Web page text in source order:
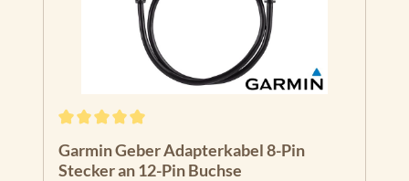
Garmin Geber Adapterkabel 8-Pin
Stecker an 12-Pin Buchse